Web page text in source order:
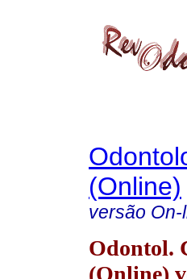
(Online)
versão On-
Odontol.
(Online)